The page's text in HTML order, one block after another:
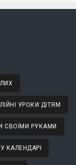
УРОКИ ДІТЯМ
СВОЇМИ РУКАМИ
КАЛЕНДАРІ